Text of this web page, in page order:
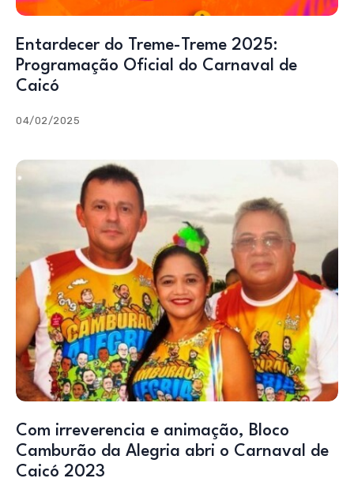
Entardecer do Treme-Treme 2025:
Programação Oficial do Carnaval de
Caicó
04/02/2025
Com irreverencia e animação, Bloco
Camburão da Alegria abri o Carnaval de
Caicó 2023